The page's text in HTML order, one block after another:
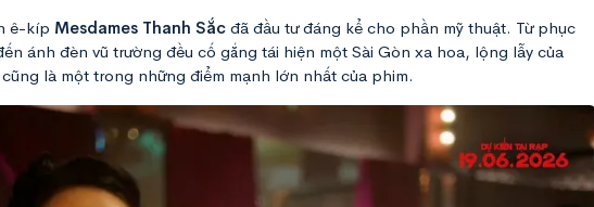
ê-kíp Mesdames Thanh Sắc đã đầu tư đáng kể cho phần mỹ thuật. Từ phục
ánh đèn vũ trường đều cố gắng tái hiện một Sài Gòn xa hoa, lộng lẫy của
là một trong những điểm mạnh lớn nhất của phim.